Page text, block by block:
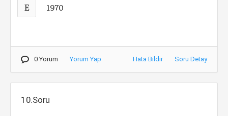
E 1970
0 Yorum Yorum Yap Hata Bildir Soru Detay
10.Soru